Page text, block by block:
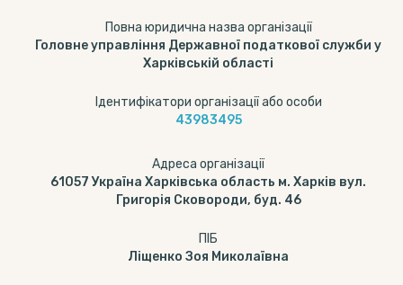
Повна юридична назва організації
Головне управління Державної податкової служби у
Харківській області
Ідентифікатори організації або особи
43983495
Адреса організації
61057 Україна Харківська область м. Харків вул.
Григорія Сковороди, буд. 46
ПІБ
Ліщенко Зоя Миколаївна